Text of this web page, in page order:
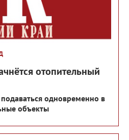
отопительный
одновременно в
объекты